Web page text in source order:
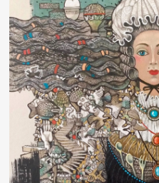
目录
关于我们
新闻
其他项目